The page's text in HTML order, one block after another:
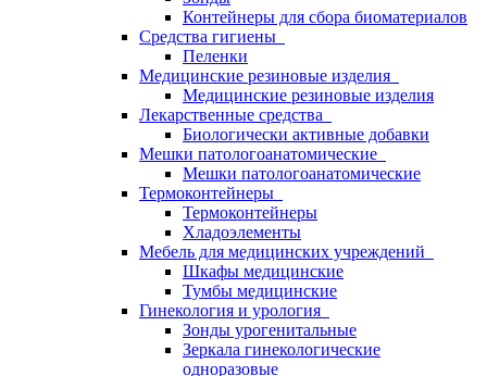
Контейнеры для сбора биоматериалов
Средства гигиены
Пеленки
Медицинские резиновые изделия
Медицинские резиновые изделия
Лекарственные средства
Биологически активные добавки
Мешки патологоанатомические
Мешки патологоанатомические
Термоконтейнеры
Термоконтейнеры
Хладоэлементы
Мебель для медицинских учреждений
Шкафы медицинские
Тумбы медицинские
Гинекология и урология
Зонды урогенитальные
Зеркала гинекологические
одноразовые